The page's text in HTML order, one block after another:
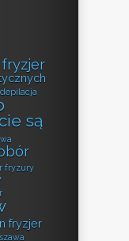
depilacja
są
fryzury
fryzjer